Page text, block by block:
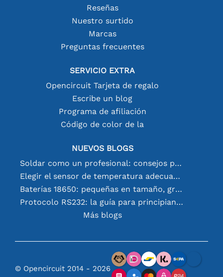
Reseñas
Nuestro surtido
Marcas
Preguntas frecuentes
SERVICIO EXTRA
Opencircuit Tarjeta de regalo
Escribe un blog
Programa de afiliación
Código de color de la
NUEVOS BLOGS
Soldar como un profesional: consejos para conexiones electrónicas perfectas
Elegir el sensor de temperatura adecuado [youtube]
Baterías 18650: pequeñas en tamaño, grandes en rendimiento
Protocolo RS232: la guía para principiantes
Más blogs
© Opencircuit 2014 - 2026